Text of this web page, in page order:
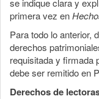
se indique clara y
primera vez en
Para todo lo anterior,
derechos
requisitada y firmada
debe ser remitido en
Derechos de